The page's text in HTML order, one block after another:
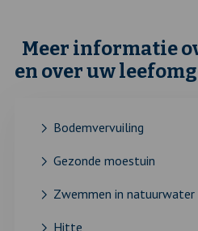
Meer informatie
en over uw
Bodemvervuiling
Gezonde moestuin
Zwemmen in natuurwater
Hitte